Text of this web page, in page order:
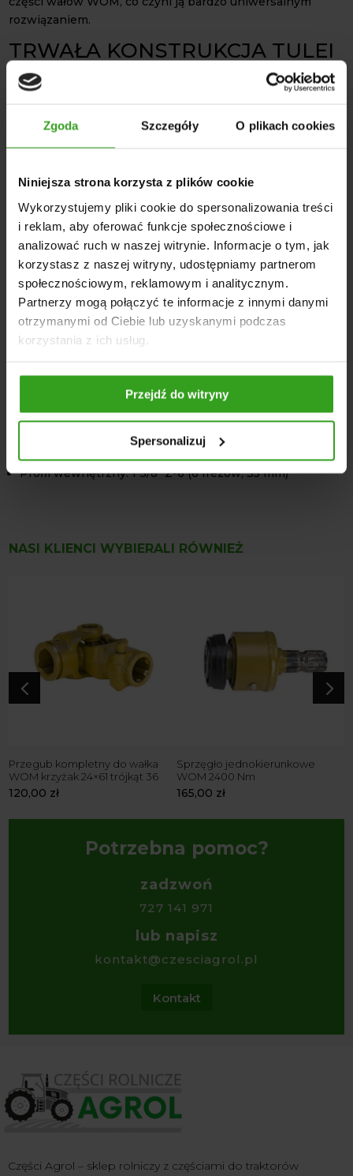
Zgoda Szczegóły O plikach cookies
Niniejsza strona korzysta z plików cookie
Wykorzystujemy pliki cookie do spersonalizowania treści
i reklam, aby oferować funkcje społecznościowe i
analizować ruch w naszej witrynie. Informacje o tym, jak
korzystasz z naszej witryny, udostępniamy partnerom
społecznościowym, reklamowym i analitycznym.
Partnerzy mogą połączyć te informacje z innymi danymi
otrzymanymi od Ciebie lub uzyskanymi podczas
korzystania z ich usług.
Przejdź do witryny
Spersonalizuj
rozwiązaniem.
TRWAŁA KONSTRUKCJA TULEI
Prosta i solidna konstrukcja
tulei wielorowkowej L-115
przekłada się nie tylko na jej trwałość, ale również łatwy
odpornych na ścieranie oraz uszkodzenia mechaniczne
wydłuża jej żywotność. Prosta konstrukcja pozwala na
również odporna na obciążenia. Przenosi duże momenty
obrotowe, a jednocześnie zachowuje stabilność i trwałość,
nawet przy intensywnej eksploatacji.
Tuleja wielorowkowa L-115to gwarancja niezawodnego
przenoszenia napędu, stabilnego osadzenia elementów
współpracujących oraz bezpieczeństwa pracy maszyny.
Dzięki standardowym wymiarom pasuje do większości
popularnych maszyn dostępnych na rynku. Zainwestuj w
bezpieczne przenoszenie momentu obrotowego!
Długość całkowita: 115 mm
Waga: 0,1 kg
Profil zewnętrzny: 48 mm
Profil wewnętrzny: 1 3/8" Z-6 (6 frezów, 35 mm)
NASI KLIENCI WYBIERALI RÓWNIEŻ
4
Przegub kompletny do wałka
WOM krzyżak 24×61 trójkąt 36
120,00 zł
Sprzęgło jednokierunkowe
WOM 2400 Nm
165,00 zł
5
Potrzebna pomoc?
zadzwoń
727 141 971
lub napisz
kontakt@czesciagrol.pl
Kontakt
Części Agrol – sklep rolniczy z częściami do traktorów